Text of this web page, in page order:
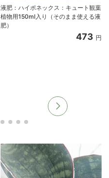
液肥：ハイポネックス：キュート観葉
植物用150ml入り（そのまま使える液
肥）
473 円